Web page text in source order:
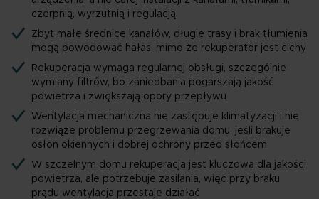
czerpnią, wyrzutnią i regulacją
Zbyt małe średnice kanałów, długie trasy i brak tłumienia
mogą powodować hałas, mimo że rekuperator jest cichy
Rekuperacja wymaga regularnej obsługi, szczególnie
wymiany filtrów, bo zaniedbania pogarszają jakość
powietrza i zwiększają opory przepływu
Wentylacja mechaniczna nie zastępuje klimatyzacji i nie
rozwiąże problemu przegrzewania domu, jeśli brakuje
osłon okiennych i dobrej ochrony przed słońcem
W szczelnym domu rekuperacja jest kluczowa dla jakości
powietrza, ale potrzebuje zasilania, więc przy braku
prądu wentylacja przestaje działać